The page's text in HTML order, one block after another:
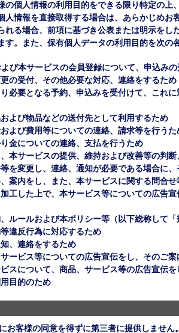
の個人情報の利用目的をできる限り特定の上
人情報を直接取得する場合は、あらかじめお
れる場合、前項に基づき公表または明示をし
す。また、保有個人データの利用目的を次の
び本サービスの会員登録について、申込み
の受付、その他必要な対応、連絡をするため
必要となる予約、申込みを受付けて、これ
よび物品などの送付先として利用するため
よび費用等についての連絡、請求等を行うた
金についての連絡、支払を行うため
本サービスの提供、維持および改善等の判
を変更し、連絡、通知が必要である場合に
案内をし、また、本サービスに関する問合
工した上で、本サービス等についての広告
ルールおよび本ポリシー等（以下総称して
違反行為に対応するため
、連絡をするため
ービス等についての広告宣伝をし、そのご案
スについて、商品、サービス等の広告宣伝
目的のため
お客様の同意を得ずに第三者に提供しませ